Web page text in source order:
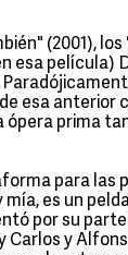
(2001),
esa película)
esa anterior
ópera prima
para las
es un
por su parte
Carlos y